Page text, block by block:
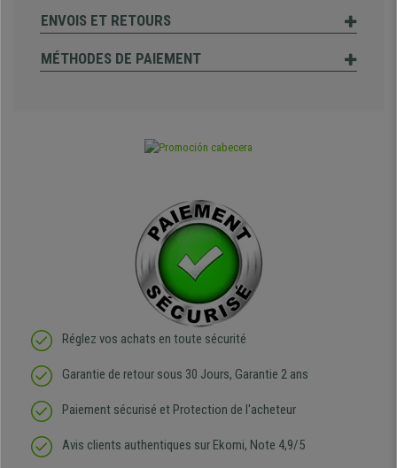
ENVOIS ET RETOURS
MÉTHODES DE PAIEMENT
Réglez vos achats en toute sécurité
Garantie de retour sous 30 Jours, Garantie 2 ans
Paiement sécurisé et Protection de l'acheteur
Avis clients authentiques sur Ekomi, Note 4,9/5